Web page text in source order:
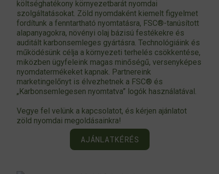
költséghatékony környezetbarát nyomdai
szolgáltatásokat. Zöld nyomdaként kiemelt figyelmet
fordítunk a fenntartható nyomtatásra, FSC®-tanúsított
alapanyagokra, növényi olaj bázisú festékekre és
auditált karbonsemleges gyártásra. Technológiáink és
működésünk célja a környezeti terhelés csökkentése,
miközben ügyfeleink magas minőségű, versenyképes
nyomdatermékeket kapnak. Partnereink
marketingelőnyt is élvezhetnek a FSC® és
„Karbonsemlegesen nyomtatva” logók használatával.
Vegye fel velünk a kapcsolatot, és kérjen ajánlatot
zöld nyomdai megoldásainkra!
AJÁNLATKÉRÉS